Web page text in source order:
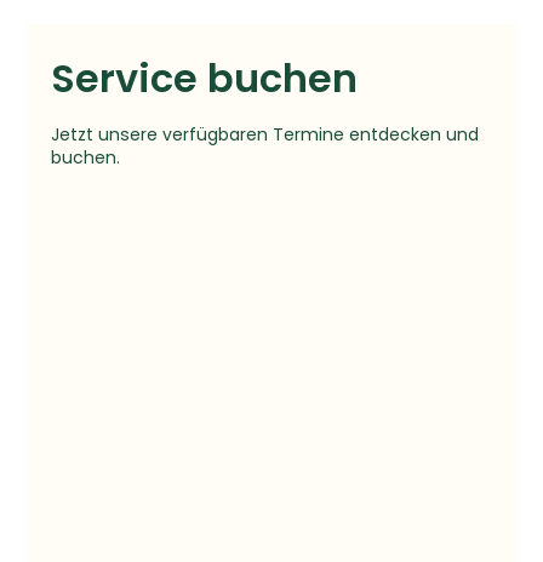
Service buchen
Jetzt unsere verfügbaren Termine entdecken und
buchen.